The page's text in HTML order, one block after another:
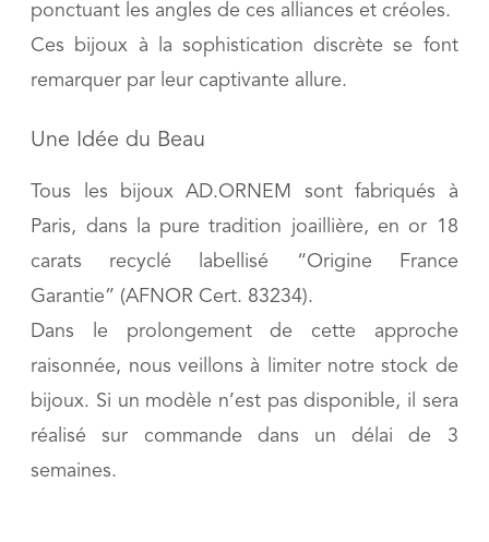
ponctuant les angles de ces alliances et créoles.
Ces bijoux à la sophistication discrète se font
remarquer par leur captivante allure.
Une Idée du Beau
Tous les bijoux AD.ORNEM sont fabriqués à
Paris, dans la pure tradition joaillière, en or 18
carats recyclé labellisé “Origine France
Garantie” (AFNOR Cert. 83234).
Dans le prolongement de cette approche
raisonnée, nous veillons à limiter notre stock de
bijoux. Si un modèle n’est pas disponible, il sera
réalisé sur commande dans un délai de 3
semaines.